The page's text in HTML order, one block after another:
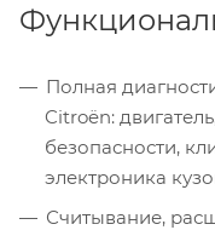
Полная
Citroën:
безопасности,
электроника
Считывание,